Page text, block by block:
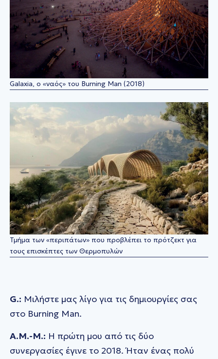
Galaxia, ο «ναός» του Burning Man (2018)
Τμήμα των «περιπάτων» που προβλέπει το πρότζεκτ για
τους επισκέπτες των Θερμοπυλών
G.: Μιλήστε μας λίγο για τις δημιουργίες σας
στο Burning Μan.
A.M.-M.: Η πρώτη μου από τις δύο
συνεργασίες έγινε το 2018. Ήταν ένας πολύ